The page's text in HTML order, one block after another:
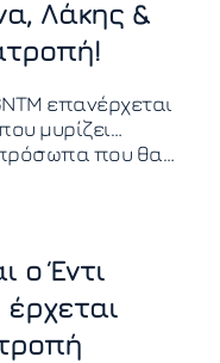
Λάκης &
επανέρχεται
μυρίζει…
πρόσωπα που θα
ο Έντι